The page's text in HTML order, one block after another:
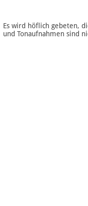
Es wird höflich gebeten,
und Tonaufnahmen sind